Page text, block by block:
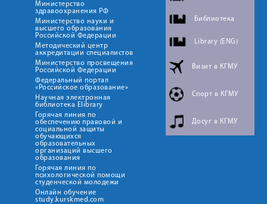
Министерство
здравоохранения РФ
Министерство науки и
высшего образования
Российской Федерации
Методический центр
аккредитации специалистов
Министерство просвещения
Российской Федерации
Федеральный портал
«Российское образование»
Научная электронная
библиотека Elibrary
Горячая линия по
обеспечению правовой и
социальной защиты
обучающихся
образовательных
организаций высшего
образования
Горячая линия по
психологической помощи
студенческой молодежи
Онлайн обучение
study.kurskmed.com
Библиотека
Library (ENG)
Визит в КГМУ
Спорт в КГМУ
Досуг в КГМУ